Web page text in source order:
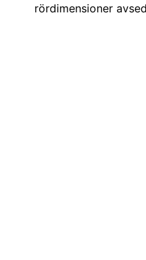
rördimensioner